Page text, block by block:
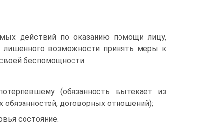
действий по оказанию помощи лицу,
лишенного возможности принять меры к
беспомощности.
(обязанность вытекает из
обязанностей, договорных отношений);
состояние.